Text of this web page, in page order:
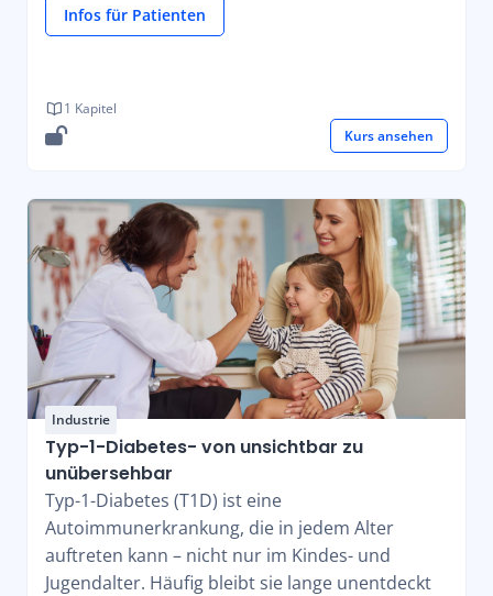
Infos für Patienten
1 Kapitel
Kurs ansehen
Industrie
Typ-1-Diabetes- von unsichtbar zu
unübersehbar
Typ-1-Diabetes (T1D) ist eine
Autoimmunerkrankung, die in jedem Alter
auftreten kann – nicht nur im Kindes- und
Jugendalter. Häufig bleibt sie lange unentdeckt